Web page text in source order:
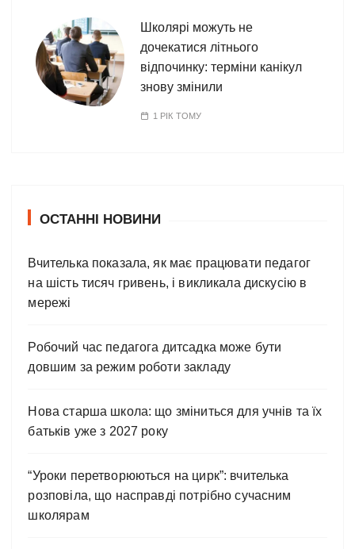
Школярі можуть не
дочекатися літнього
відпочинку: терміни канікул
знову змінили
1 РІК ТОМУ
ОСТАННІ НОВИНИ
Вчителька показала, як має працювати педагог
на шість тисяч гривень, і викликала дискусію в
мережі
Робочий час педагога дитсадка може бути
довшим за режим роботи закладу
Нова старша школа: що зміниться для учнів та їх
батьків уже з 2027 року
“Уроки перетворюються на цирк”: вчителька
розповіла, що насправді потрібно сучасним
школярам